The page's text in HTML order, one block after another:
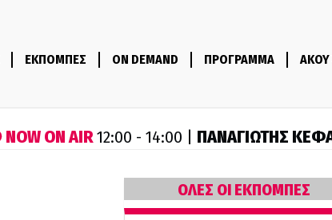
ΕΚΠΟΜΠΕΣ ON DEMAND ΠΡΟΓΡΑΜΜΑ
NOW ON AIR12:00 - 14:00 | ΠΑΝΑΓΙΩΤΗΣ
ΟΛΕΣ ΟΙ ΕΚΠΟΜΠΕΣ